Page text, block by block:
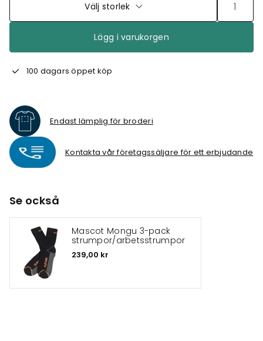
Välj storlek
Lägg i varukorgen
100 dagars öppet köp
Endast lämplig för broderi
Kontakta vår företagssäljare för ett erbjudande
Se också
Mascot Mongu 3-pack
strumpor/arbetsstrumpor
239,00 kr